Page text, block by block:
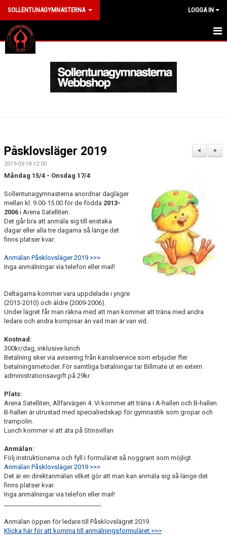
SOLLENTUNAGYMNASTERNA LOGGA IN
HEM
ARRANGEMANG
NYHETER
KONTAKT
>
<
Påsklovsläger 2019
2019-03-18 12:00
Måndag 15/4 - Onsdag 17/4
Sollentunagymnasterna anordnar dagläger
mellan kl. 9.00-15.00 för de födda 2013-
2006 i Arena Satelliten.
Det går bra att anmäla sig till enstaka
dagar eller alla tre dagarna så länge det
finns platser kvar:
Anmälan Påsklovsläger 2019 >>>
Inga anmälningar via telefon eller mail!
Deltagarna kommer vara uppdelade i yngre
(2013-2010) och äldre (2009-2006).
Under lägret får man räkna med att man kommer att träna med andra
ledare och andra kompisar än vad man är van vid.
Kostnad:
300kr/dag, inklusive lunch
Betalning sker via avisering från kansliservice som erbjuder fler
betalningsmetoder. För samtliga betalningar tar Billmate ut en extern
administrationsavgift på 29kr.
Plats:
Arena Satelliten, Allfarvägen 4. Vi kommer att träna i A-hallen och B-hallen.
B-hallen är utrustad med specialredskap för gymnastik som gropar och
trampolin.
Lunch kommer vi att äta på Stinsvillan
Anmälan:
Följ instruktionerna och fyll i formuläret så noggrant som möjligt.
Anmälan Påsklovsläger 2019 >>>
Det är en direktanmälan vilket gör att man kan anmäla sig så länge det
finns platser kvar.
Inga anmälningar via telefon eller mail!
Anmälan öppen för ledare till Påsklovslägret 2019.
Klicka här för att komma till anmälningsformuläret >>>